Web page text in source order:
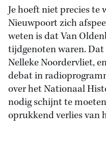
Je hoeft niet precies te
Nieuwpoort zich
weten is dat Van
tijdgenoten waren.
Nelleke Noordervliet,
debat in
over het Nationaal
nodig schijnt te
oprukkend verlies van